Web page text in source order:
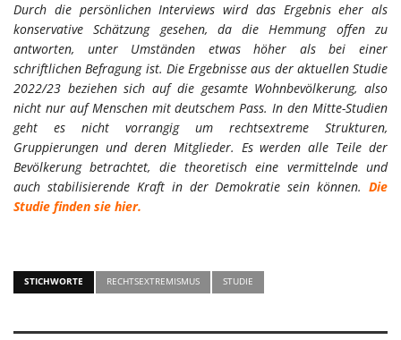
Durch die persönlichen Interviews wird das Ergebnis eher als
konservative Schätzung gesehen, da die Hemmung offen zu
antworten, unter Umständen etwas höher als bei einer
schriftlichen Befragung ist. Die Ergebnisse aus der aktuellen Studie
2022/23 beziehen sich auf die gesamte Wohnbevölkerung, also
nicht nur auf Menschen mit deutschem Pass. In den Mitte-Studien
geht es nicht vorrangig um rechtsextreme Strukturen,
Gruppierungen und deren Mitglieder. Es werden alle Teile der
Bevölkerung betrachtet, die theoretisch eine vermittelnde und
auch stabilisierende Kraft in der Demokratie sein können. Die
Studie finden sie hier.
STICHWORTE RECHTSEXTREMISMUS STUDIE